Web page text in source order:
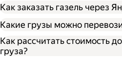
Как заказать газель через
Какие грузы можно
Как рассчитать стоимость
груза?